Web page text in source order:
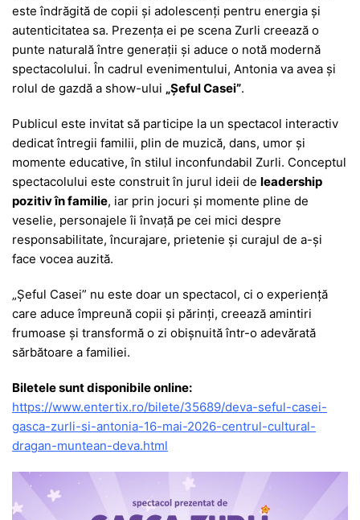
este îndrăgită de copii și adolescenți pentru energia și
autenticitatea sa. Prezența ei pe scena Zurli creează o
punte naturală între generații și aduce o notă modernă
spectacolului. În cadrul evenimentului, Antonia va avea și
rolul de gazdă a show-ului „Șeful Casei”.
Publicul este invitat să participe la un spectacol interactiv
dedicat întregii familii, plin de muzică, dans, umor și
momente educative, în stilul inconfundabil Zurli. Conceptul
spectacolului este construit în jurul ideii de leadership
pozitiv în familie, iar prin jocuri și momente pline de
veselie, personajele îi învață pe cei mici despre
responsabilitate, încurajare, prietenie și curajul de a-și
face vocea auzită.
„Șeful Casei” nu este doar un spectacol, ci o experiență
care aduce împreună copii și părinți, creează amintiri
frumoase și transformă o zi obișnuită într-o adevărată
sărbătoare a familiei.
Biletele sunt disponibile online:
https://www.entertix.ro/bilete/35689/deva-seful-casei-
gasca-zurli-si-antonia-16-mai-2026-centrul-cultural-
dragan-muntean-deva.html